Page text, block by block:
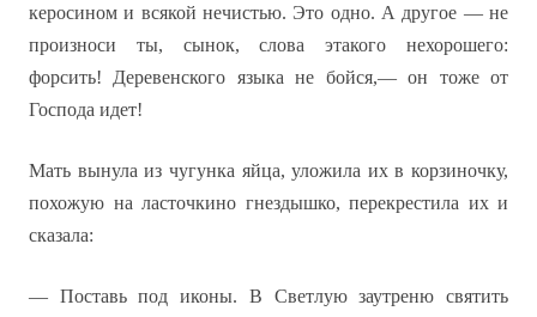
керосином и всякой нечистью. Это одно. А другое — не
произноси ты, сынок, слова этакого нехорошего:
форсить! Деревенского языка не бойся,— он тоже от
Господа идет!
Мать вынула из чугунка яйца, уложила их в корзиночку,
похожую на ласточкино гнездышко, перекрестила их и
сказала:
— Поставь под иконы. В Светлую заутреню святить